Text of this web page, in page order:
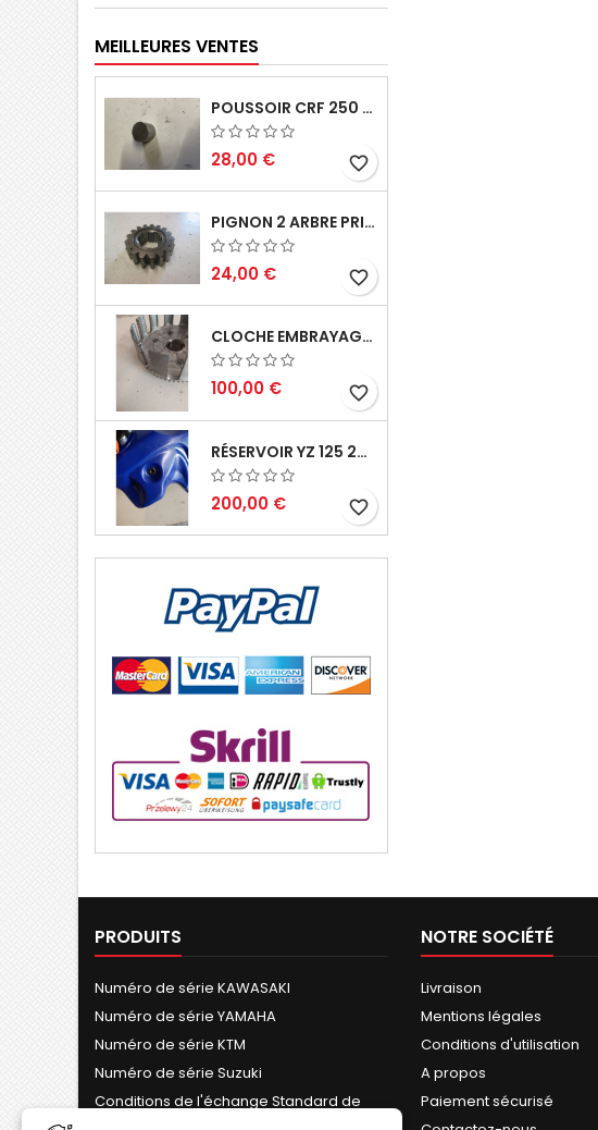
MEILLEURES VENTES
POUSSOIR CRF 250 2005 2006
28,00 € favorite_border
PIGNON 2 ARBRE PRIMAIRE CR 250 1994
24,00 € favorite_border
CLOCHE EMBRAYAGE YZ 125 1994 2004
100,00 € favorite_border
RÉSERVOIR YZ 125 2002 2004
200,00 € favorite_border
PRODUITS
Numéro de série KAWASAKI
Numéro de série YAMAHA
Numéro de série KTM
Numéro de série Suzuki
Conditions de l'échange Standard de
NOTRE SOCIÉTÉ
Livraison
Mentions légales
Conditions d'utilisation
A propos
Paiement sécurisé